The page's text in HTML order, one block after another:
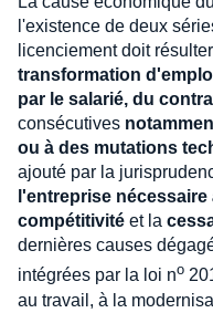
l'existence de deux
licenciement doit
transformation
par le salarié, du
consécutives
ou à des mutations
ajouté par la
l'entreprise
compétitivité et la
dernières causes
intégrées par la loi no
au travail, à la